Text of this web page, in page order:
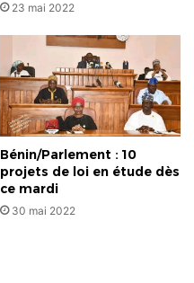
23 mai 2022
Bénin/Parlement : 10
projets de loi en étude dès
ce mardi
30 mai 2022